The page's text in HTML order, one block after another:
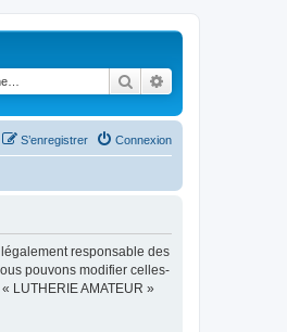
Rechercher
Connexion
S’enregistrer
légalement responsable des
pouvons modifier celles-
LUTHERIE AMATEUR »